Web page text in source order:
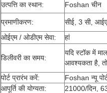
उत्पत्ति का स्थान:
Foshan चीन
प्रमाणीकरण:
सीई, 3 सी,
ओईएम / ओडीएम सेवा:
हां
डिलीवरी का समय:
यदि स्टॉक में
आवश्यकता है,
पोर्ट प्रारंभ करें:
Foshan न्यू
आपूर्ति की योग्यता:
21000/दिन,